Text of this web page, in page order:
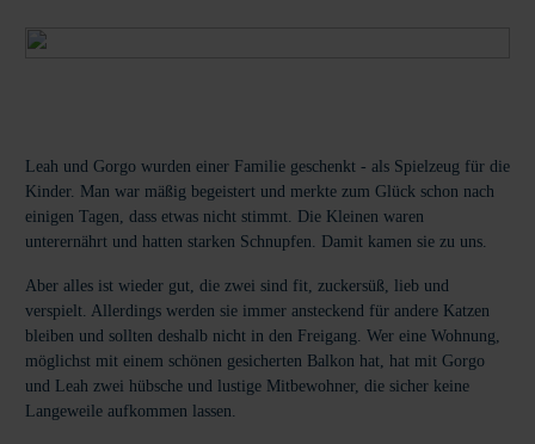
Leah und Gorgo wurden einer Familie geschenkt - als Spielzeug für die
Kinder. Man war mäßig begeistert und merkte zum Glück schon nach
einigen Tagen, dass etwas nicht stimmt. Die Kleinen waren
unterernährt und hatten starken Schnupfen. Damit kamen sie zu uns.
Aber alles ist wieder gut, die zwei sind fit, zuckersüß, lieb und
verspielt. Allerdings werden sie immer ansteckend für andere Katzen
bleiben und sollten deshalb nicht in den Freigang. Wer eine Wohnung,
möglichst mit einem schönen gesicherten Balkon hat, hat mit Gorgo
und Leah zwei hübsche und lustige Mitbewohner, die sicher keine
Langeweile aufkommen lassen.